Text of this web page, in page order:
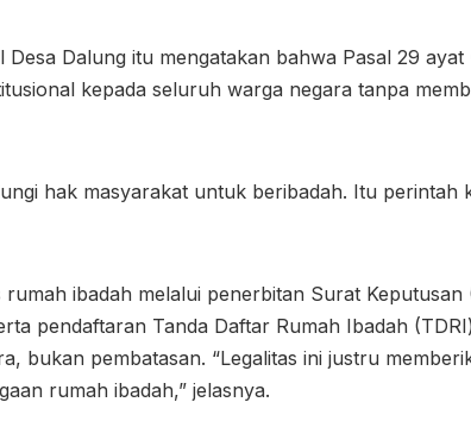
Desa Dalung itu mengatakan bahwa Pasal 29
kepada seluruh warga negara tanpa
hak masyarakat untuk beribadah. Itu perintah
ibadah melalui penerbitan Surat Keputusan
pendaftaran Tanda Daftar Rumah Ibadah
bukan pembatasan. “Legalitas ini justru
rumah ibadah,” jelasnya.